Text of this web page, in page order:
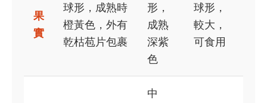
果
實
球形，成熟時
橙黃色，外有
乾枯苞片包裹
形，
成熟
深紫
色
球形，
較大，
可食用
中